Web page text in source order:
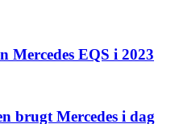
Mercedes EQS i 2023
brugt Mercedes i dag